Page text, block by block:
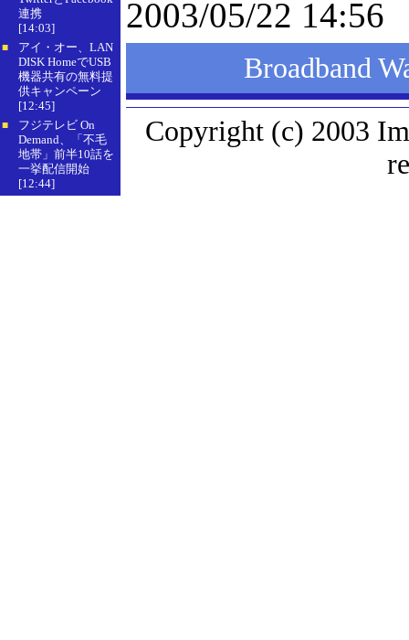
連携
[14:03]
■
アイ・オー、LAN
DISK HomeでUSB
機器共有の無料提
供キャンペーン
[12:45]
■
フジテレビ On
Demand、「不毛
地帯」前半10話を
一挙配信開始
[12:44]
2003/05/22 14:56
Broadband
Copyright (c) 2003